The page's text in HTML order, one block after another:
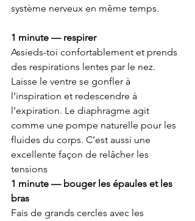
système nerveux en même temps.
1 minute — respirer
Assieds-toi confortablement et prends
des respirations lentes par le nez.
Laisse le ventre se gonfler à
l’inspiration et redescendre à
l’expiration. Le diaphragme agit
comme une pompe naturelle pour les
fluides du corps. C’est aussi une
excellente façon de relâcher les
tensions
1 minute — bouger les épaules et les
bras
Fais de grands cercles avec les